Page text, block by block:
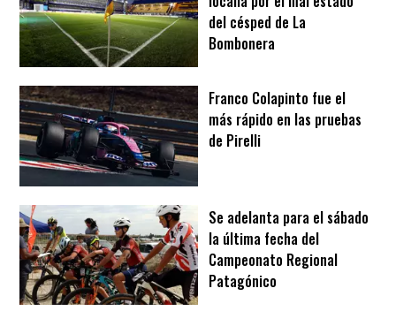
del césped de La
Bombonera
Franco Colapinto fue el
más rápido en las pruebas
de Pirelli
Se adelanta para el sábado
la última fecha del
Campeonato Regional
Patagónico